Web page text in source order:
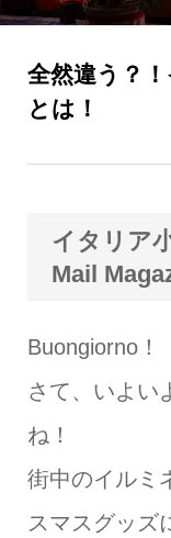
全然違う？
とは！
イタリア
Mail
Buongiorno！
さて、いよい
ね！
街中のイルミ
スマスグッズ